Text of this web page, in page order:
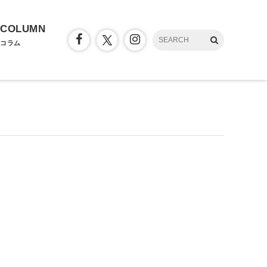
COLUMN
コラム